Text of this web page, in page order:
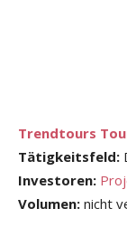
Trendtours
Tätigkeitsfeld:
Investoren:
Volumen: nicht